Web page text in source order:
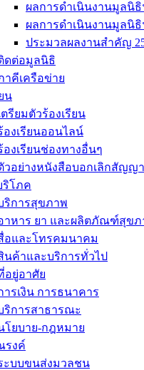
ผลการดำเนินงานมูลนิธิ
ผลการดำเนินงานมูลนิธิ
ประมวลผลงานสำคัญ
ดต่อมูลนิธิ
าคีเครือข่าย
น
ตรียมตัวร้องเรียน
องเรียนออนไลน์
องเรียนช่องทางอื่นๆ
วอย่างหนังสือบอกเลิกสัญญ
ริโภค
ริการสุขภาพ
าหาร ยา และผลิตภัณฑ์สุขภ
อและโทรคมนาคม
นค้าและบริการทั่วไป
อยู่อาศัย
ารเงิน การธนาคาร
ริการสาธารณะ
โยบาย-กฎหมาย
รงค์
ะบบขนส่งมวลชน